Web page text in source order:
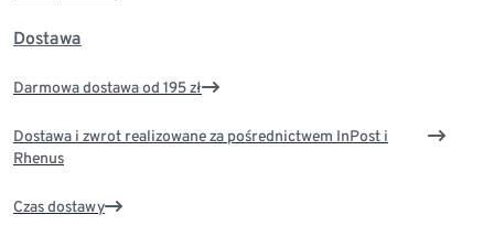
Dostawa
Darmowa dostawa od 195 zł
Dostawa i zwrot realizowane za pośrednictwem InPost i
Rhenus
Czas dostawy